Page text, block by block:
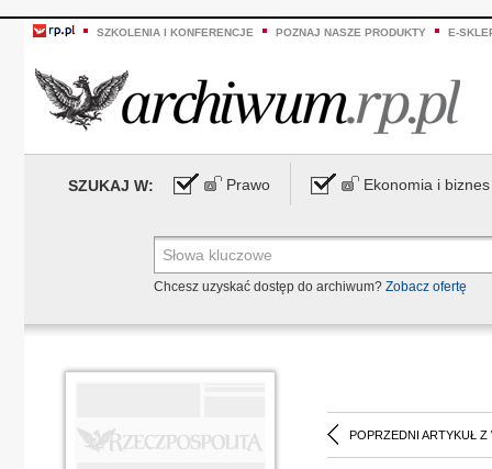
SZKOLENIA I KONFERENCJE POZNAJ NASZE PRODUKTY E-
SZUKAJ W: Prawo Ekonomia i biznes
Chcesz uzyskać dostęp do archiwum? Zobacz ofertę
POPRZEDNI ARTYKUŁ Z